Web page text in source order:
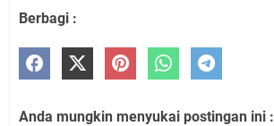
Berbagi :
Anda mungkin menyukai postingan ini :